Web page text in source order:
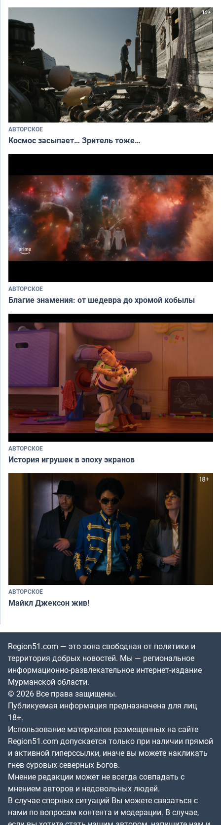
АВТОРСКОЕ
Космос засыпает… Зритель тоже…
АВТОРСКОЕ
Благие знамения: от шедевра до хромой кобылы
АВТОРСКОЕ
История игрушек в эпоху экранов
АВТОРСКОЕ
Майкл Джексон жив!
Region51.com — это зона свободная от политики и
территория добрых новостей. Мы — региональное
информационно-развлекательное интернет-издание
Мурманской области.
© 2026 Все права защищены.
Публикуемая информация предназначена для лиц
18+.
Использование материалов размещенных на сайте
Region51.com допускается только при наличии прямой
и активной гиперссылки, иначе вы можете накликать
гнев суровых северных Богов.
Мнение редакции может не всегда совпадать с
мнением авторов и недовольных людей.
В случае спорных ситуаций Вы можете связаться с
нами по вопросам контента и модерации. В случае,